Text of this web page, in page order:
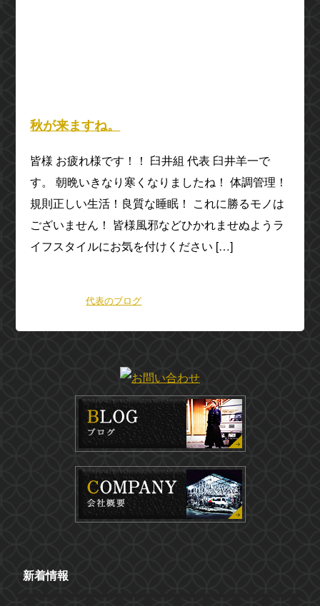
秋が来ますね。
皆様 お疲れ様です！！ 臼井組 代表 臼井羊一で
す。 朝晩いきなり寒くなりましたね！ 体調管理！
規則正しい生活！良質な睡眠！ これに勝るモノは
ございません！ 皆様風邪などひかれませぬようラ
イフスタイルにお気を付けください […]
カテゴリー：代表のブログ
新着情報